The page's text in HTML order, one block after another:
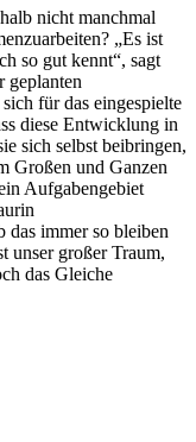
nicht manchmal
„Es ist
so gut kennt“, sagt
geplanten
für das eingespielte
diese Entwicklung in
sich selbst beibringen,
Großen und Ganzen
Aufgabengebiet
immer so bleiben
unser großer Traum,
das Gleiche